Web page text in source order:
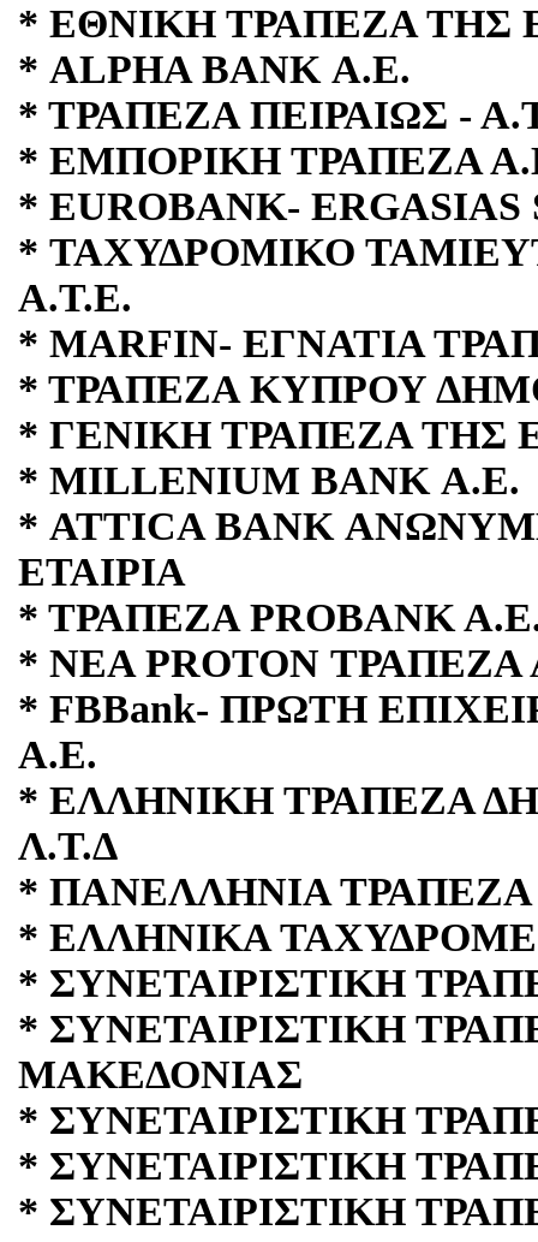
* ΕΘΝΙΚΗ ΤΡΑΠΕΖΑ ΤΗΣ
* ALPHA BANK Α.Ε.
* ΤΡΑΠΕΖΑ ΠΕΙΡΑΙΩΣ -
* ΕΜΠΟΡΙΚΗ ΤΡΑΠΕΖΑ
* EUROBANK- ERGASIAS
* ΤΑΧΥΔΡΟΜΙΚΟ
Α.Τ.Ε.
* MARFIN- ΕΓΝΑΤΙΑ
* ΤΡΑΠΕΖΑ ΚΥΠΡΟΥ
* ΓΕΝΙΚΗ ΤΡΑΠΕΖΑ ΤΗΣ
* MILLENIUM BANK Α.Ε.
* ATTICA BANK
ΕΤΑΙΡΙΑ
* ΤΡΑΠΕΖΑ PROBANΚ
* ΝΕΑ PROTON ΤΡΑΠΕΖΑ
* FBBank- ΠΡΩΤΗ
Α.Ε.
* ΕΛΛΗΝΙΚΗ ΤΡΑΠΕΖΑ
Λ.Τ.Δ
* ΠΑΝΕΛΛΗΝΙΑ ΤΡΑΠΕΖΑ
* ΕΛΛΗΝΙΚΑ
* ΣΥΝΕΤΑΙΡΙΣΤΙΚΗ
* ΣΥΝΕΤΑΙΡΙΣΤΙΚΗ
ΜΑΚΕΔΟΝΙΑΣ
* ΣΥΝΕΤΑΙΡΙΣΤΙΚΗ
* ΣΥΝΕΤΑΙΡΙΣΤΙΚΗ
* ΣΥΝΕΤΑΙΡΙΣΤΙΚΗ